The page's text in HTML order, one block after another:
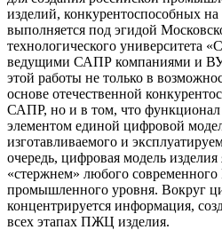
изделий, конкурентоспособных
выполняется под эгидой
технологического
ведущими САПР компаниями и
этой работы не только в
основе отечественной
САПР, но и в том, что функционал
элементом единой цифровой
изготавливаемого и
очередь, цифровая модель
«стержнем» любого
промышленного уровня. Вокруг
концентрируется информация,
всех этапах ПЖЦ изделия.